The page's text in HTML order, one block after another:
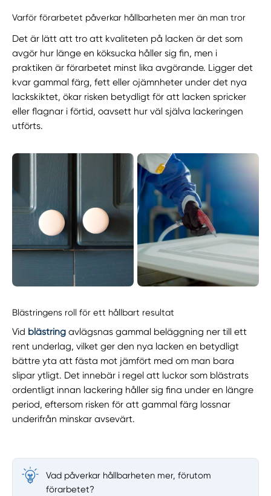
Varför förarbetet påverkar hållbarheten mer än man tror
Det är lätt att tro att kvaliteten på lacken är det som
avgör hur länge en köksucka håller sig fin, men i
praktiken är förarbetet minst lika avgörande. Ligger det
kvar gammal färg, fett eller ojämnheter under det nya
lackskiktet, ökar risken betydligt för att lacken spricker
eller flagnar i förtid, oavsett hur väl själva lackeringen
utförts.
Blästringens roll för ett hållbart resultat
Vid blästring avlägsnas gammal beläggning ner till ett
rent underlag, vilket ger den nya lacken en betydligt
bättre yta att fästa mot jämfört med om man bara
slipar ytligt. Det innebär i regel att luckor som blästrats
ordentligt innan lackering håller sig fina under en längre
period, eftersom risken för att gammal färg lossnar
underifrån minskar avsevärt.
Vad påverkar hållbarheten mer, förutom
förarbetet?